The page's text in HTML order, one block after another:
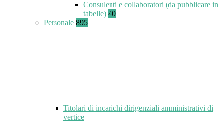
Consulenti e collaboratori (da pubblicare in
tabelle) 40
Personale 895
Titolari di incarichi dirigenziali amministrativi di
vertice